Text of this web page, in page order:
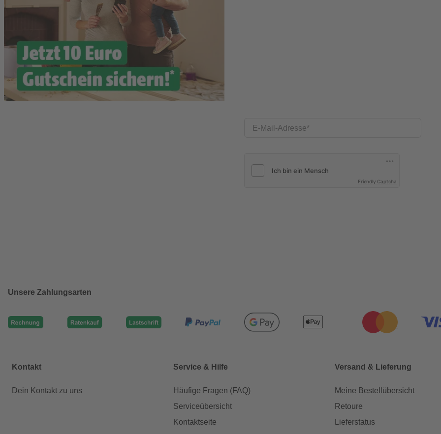
E-Mail-Adresse
Friendly Captcha
Unsere Zahlungsarten
Kontakt
Dein Kontakt zu uns
Service & Hilfe
Häufige Fragen (FAQ)
Serviceübersicht
Kontaktseite
Versand & Lieferung
Meine Bestellübersicht
Retoure
Lieferstatus